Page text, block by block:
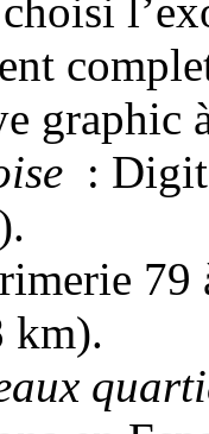
graphic
:
79
km).